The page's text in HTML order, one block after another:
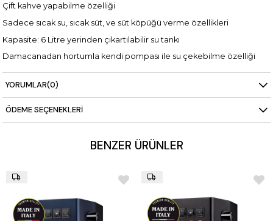
Çift kahve yapabilme özelliği
Sadece sıcak su, sıcak süt, ve süt köpüğü verme özellikleri
Kapasite: 6 Litre yerinden çıkartılabilir su tankı
Damacanadan hortumla kendi pompası ile su çekebilme özelliği
Güç: 1400W
LCD ekran ile tuş ile ayarlanabilir dijital menüler
Çift termoblok ısı sistemi ile istenilen sıcaklığı sağlar,
Su ve buhar termoblokları ayrıdır
19 bar elektromanyetik basınç pompası
Otomatik süt köpürtme ünitesi
Hortumu ve Kiteç temizlikleri)
Ayarlanabilir çok hassas kahve öğütücüsü
YORUMLAR(0)
ÖDEME SEÇENEKLERI
BENZER ÜRÜNLER